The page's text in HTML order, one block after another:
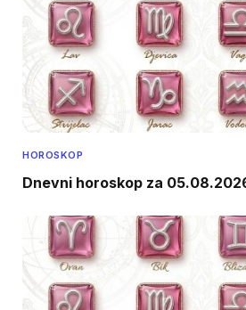
HOROSKOP
Dnevni horoskop za